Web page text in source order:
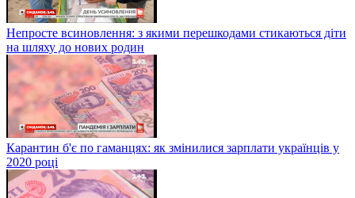
Непросте всиновлення: з якими перешкодами стикаються діти
на шляху до нових родин
Карантин б'є по гаманцях: як змінилися зарплати українців у
2020 році